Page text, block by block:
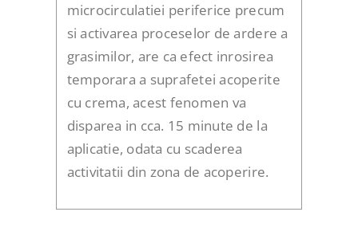
microcirculatiei periferice precum
si activarea proceselor de ardere a
grasimilor, are ca efect inrosirea
temporara a suprafetei acoperite
cu crema, acest fenomen va
disparea in cca. 15 minute de la
aplicatie, odata cu scaderea
activitatii din zona de acoperire.